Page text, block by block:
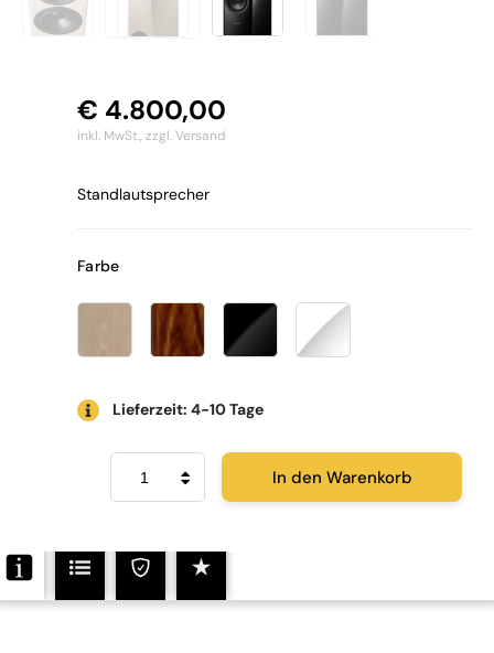
€ 4.800,00
inkl. MwSt.,zzgl. Versand
Standlautsprecher
Farbe
Lieferzeit: 4-10 Tage
Dynaudio
Evoke
50
In den Warenkorb